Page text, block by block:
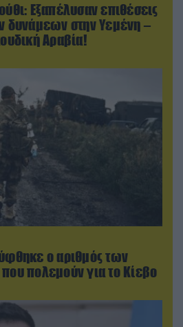
Eξαπέλυσαν επιθέσεις
δυνάμεων στην Υεμένη –
Αραβία!
ο αριθμός των
πολεμούν για το Κίεβο